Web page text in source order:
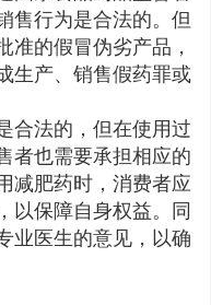
售行为是合法的。但
准的假冒伪劣产品，
生产、销售假药罪或
法的，但在使用过
者也需要承担相应的
减肥药时，消费者应
以保障自身权益。同
业医生的意见，以确